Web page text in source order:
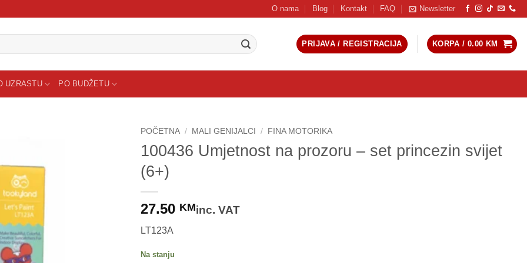
O nama Blog Kontakt FAQ Newsletter
PRIJAVA / REGISTRACIJA KORPA / 0.00 KM
UZRASTU PO BUDŽETU
POČETNA / MALI GENIJALCI / FINA MOTORIKA
100436 Umjetnost na prozoru – set princezin svijet
(6+)
27.50 KMinc. VAT
LT123A
Na stanju